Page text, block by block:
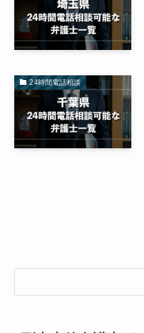
24時間電話相談